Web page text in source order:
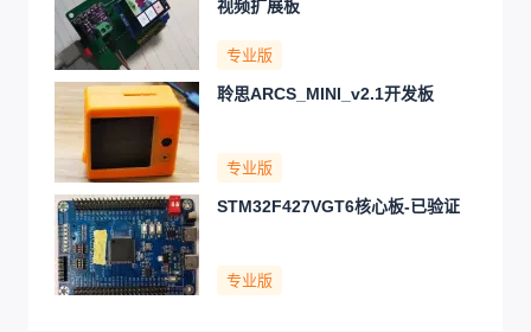
视频扩展板
专业版
聆思ARCS_MINI_v2.1开发板
专业版
STM32F427VGT6核心板-已验证
专业版